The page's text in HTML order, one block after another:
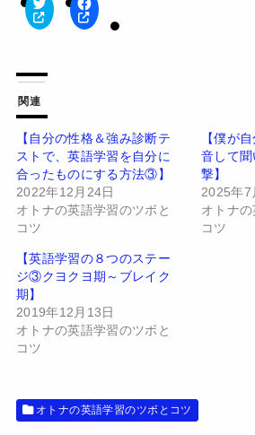
ク
リ
て
T
w
i
t
t
e
r
で
共
有
(
新
し
い
ウ
ィ
ン
ド
ウ
で
開
き
ま
す
F
a
有
す
る
に
は
ク
リ
ッ
て
く
だ
さ
(
新
し
ウ
で
開
関連
【自分の性格＆強み診断テ
ストで、英語学習を自分に
合ったものにする方法③】
2022年12月24日
オトナの英語学習のツボと
コツ
【僕が
音して
撃】
2025年7
オトナ
コツ
【英語学習の８つのステー
ジ③クヨクヨ期～ブレイク
期】
2019年12月13日
オトナの英語学習のツボと
コツ
オトナの英語学習のツボとコツ